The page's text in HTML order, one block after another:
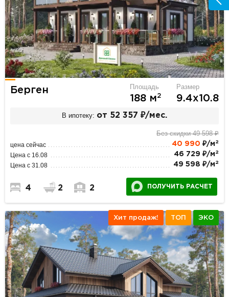
Берген Площадь
188 м2
Размер
9.4х10.8
В ипотеку: от 52 357 ₽/мес.
Без скидки 49 598 ₽
цена сейчас 40 990 ₽/м 2
Цена с 16.08 46 729 ₽/м 2
Цена с 31.08 49 598 ₽/м 2
4 2 2 ПОЛУЧИТЬ РАСЧЕТ
Хит продаж! ТОП ЭКО